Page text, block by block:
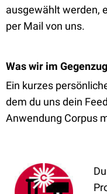
ausgewählt werden,
per Mail von uns.
Was wir im
Ein kurzes
dem du uns dein
Anwendung Corpus